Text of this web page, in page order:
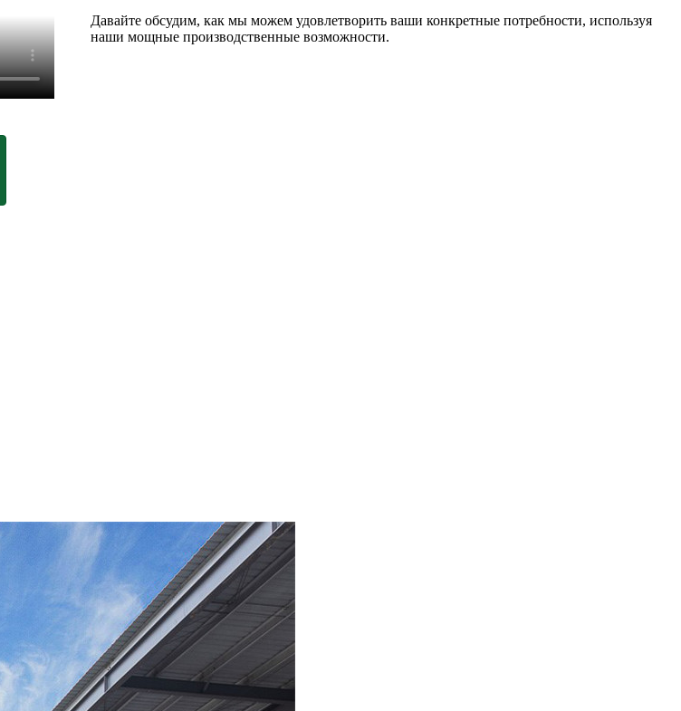
Давайте обсудим, как мы можем удовлетворить ваши конкретные потребности, используя
наши мощные производственные возможности.